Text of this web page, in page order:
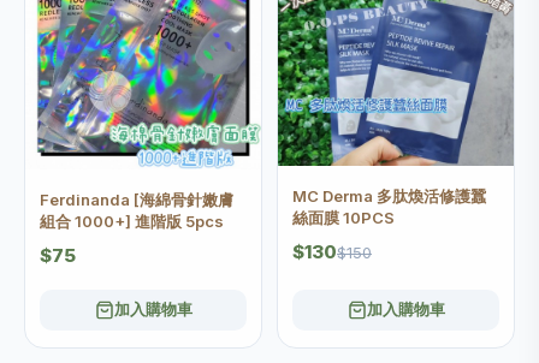
Ferdinanda [海綿骨針嫩膚
組合 1000+] 進階版 5pcs
$75
加入購物車
MC Derma 多肽煥活修護蠶
絲面膜 10PCS
$130$150
加入購物車